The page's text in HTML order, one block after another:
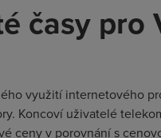
časy pro
využití internetového
Koncoví uživatelé
ceny v porovnání s